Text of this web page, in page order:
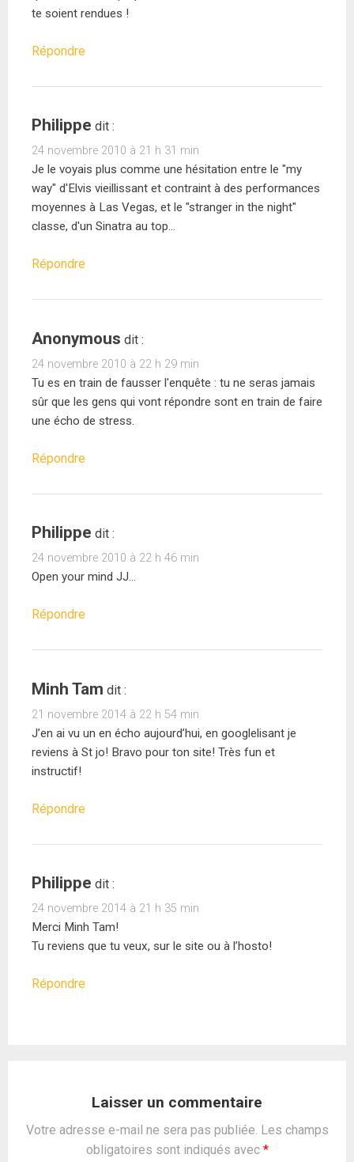
te soient rendues !
Répondre
Philippe dit :
24 novembre 2010 à 21 h 31 min
Je le voyais plus comme une hésitation entre le "my
way" d'Elvis vieillissant et contraint à des performances
moyennes à Las Vegas, et le "stranger in the night"
classe, d'un Sinatra au top…
Répondre
Anonymous dit :
24 novembre 2010 à 22 h 29 min
Tu es en train de fausser l'enquête : tu ne seras jamais
sûr que les gens qui vont répondre sont en train de faire
une écho de stress.
Répondre
Philippe dit :
24 novembre 2010 à 22 h 46 min
Open your mind JJ…
Répondre
Minh Tam dit :
21 novembre 2014 à 22 h 54 min
J’en ai vu un en écho aujourd’hui, en googlelisant je
reviens à St jo! Bravo pour ton site! Très fun et
instructif!
Répondre
Philippe dit :
24 novembre 2014 à 21 h 35 min
Merci Minh Tam!
Tu reviens que tu veux, sur le site ou à l’hosto!
Répondre
Laisser un commentaire
Votre adresse e-mail ne sera pas publiée. Les champs
obligatoires sont indiqués avec *